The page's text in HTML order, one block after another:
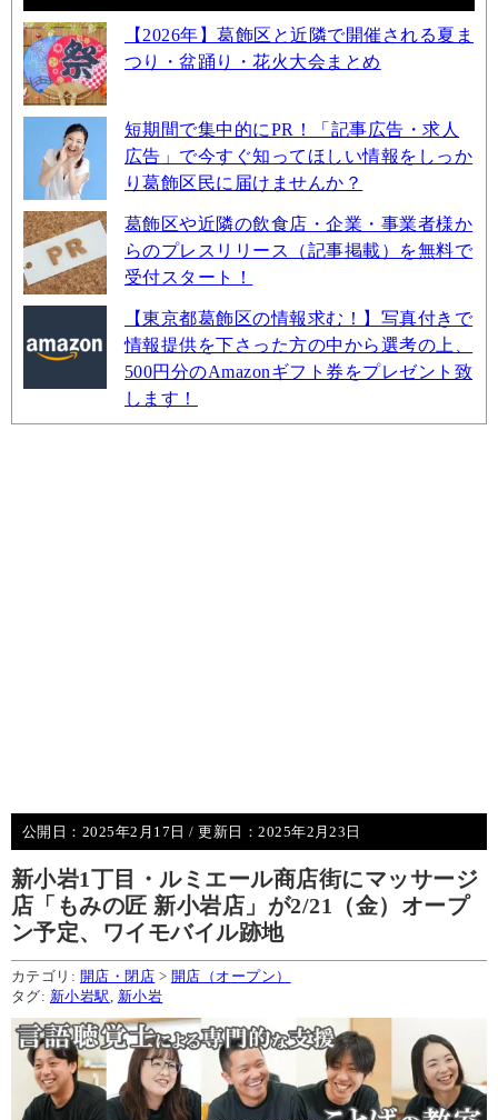
【2026年】葛飾区と近隣で開催される夏ま
つり・盆踊り・花火大会まとめ
短期間で集中的にPR！「記事広告・求人
広告」で今すぐ知ってほしい情報をしっか
り葛飾区民に届けませんか？
葛飾区や近隣の飲食店・企業・事業者様か
らのプレスリリース（記事掲載）を無料で
受付スタート！
【東京都葛飾区の情報求む！】写真付きで
情報提供を下さった方の中から選考の上、
500円分のAmazonギフト券をプレゼント致
します！
公開日： 2025年2月17日 / 更新日：2025年2月23日
新小岩1丁目・ルミエール商店街にマッサージ
店「もみの匠 新小岩店」が2/21（金）オープ
ン予定、ワイモバイル跡地
カテゴリ: 開店・閉店 > 開店（オープン）
タグ: 新小岩駅 新小岩